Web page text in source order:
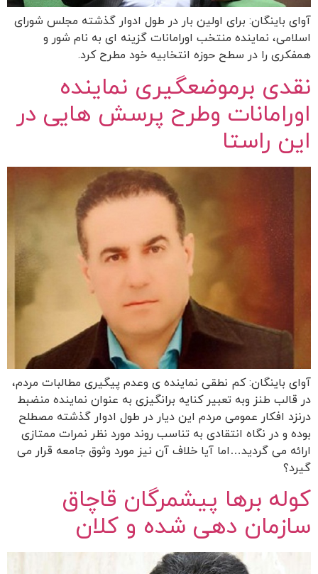
آوای باینگان: برای اولین بار در طول ادوار گذشته مجلس شورای
اسلامی، نماینده منتخب اورامانات گزینه ای به نام شور و
همفکری را در سطح حوزه انتخابیه خود مطرح کرد.
نقدی برموضعگیری نماینده
اورامانات وطرح پرسش هایی در
این راستا
آوای باینگان: کم نطقی نماینده ی وعدم پیگیری مطالبات مردم،
در قالب طنز وبه تعبیر کنایه برانگیزی به عنوان نماینده منضبط
درنزد افکار عمومی مردم این دیار در طول ادوار گذشته مصطلح
بوده و در نگاه انتقادی به تناسب روند مورد نظر نمرات ممتازی
ارائه می گردید…اما آیا خلاف آن نیز مورد وثوق جامعه قرار می
گیرد؟
کوله برها پیشمرگان قاچاق
سازمان دهی شده و کلان